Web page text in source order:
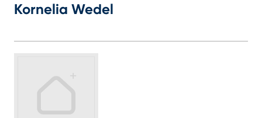
Kornelia Wedel